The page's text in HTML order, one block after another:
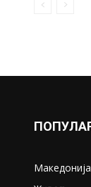
Македонија